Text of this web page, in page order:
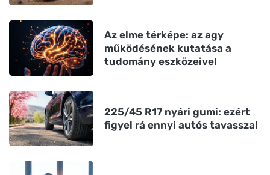
Az elme térképe: az agy
működésének kutatása a
tudomány eszközeivel
225/45 R17 nyári gumi: ezért
figyel rá ennyi autós tavasszal